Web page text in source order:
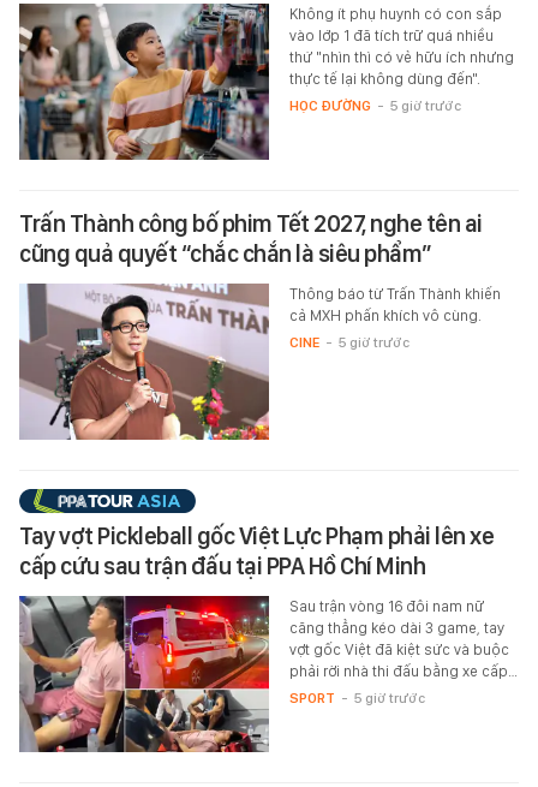
Không ít phụ huynh có con sắp
vào lớp 1 đã tích trữ quá nhiều
thứ "nhìn thì có vẻ hữu ích nhưng
thực tế lại không dùng đến".
HỌC ĐƯỜNG - 5 giờ trước
Trấn Thành công bố phim Tết 2027, nghe tên ai
cũng quả quyết “chắc chắn là siêu phẩm”
Thông báo từ Trấn Thành khiến
cả MXH phấn khích vô cùng.
CINE - 5 giờ trước
Tay vợt Pickleball gốc Việt Lực Phạm phải lên xe
cấp cứu sau trận đấu tại PPA Hồ Chí Minh
Sau trận vòng 16 đôi nam nữ
căng thẳng kéo dài 3 game, tay
vợt gốc Việt đã kiệt sức và buộc
phải rời nhà thi đấu bằng xe cấp…
SPORT - 5 giờ trước